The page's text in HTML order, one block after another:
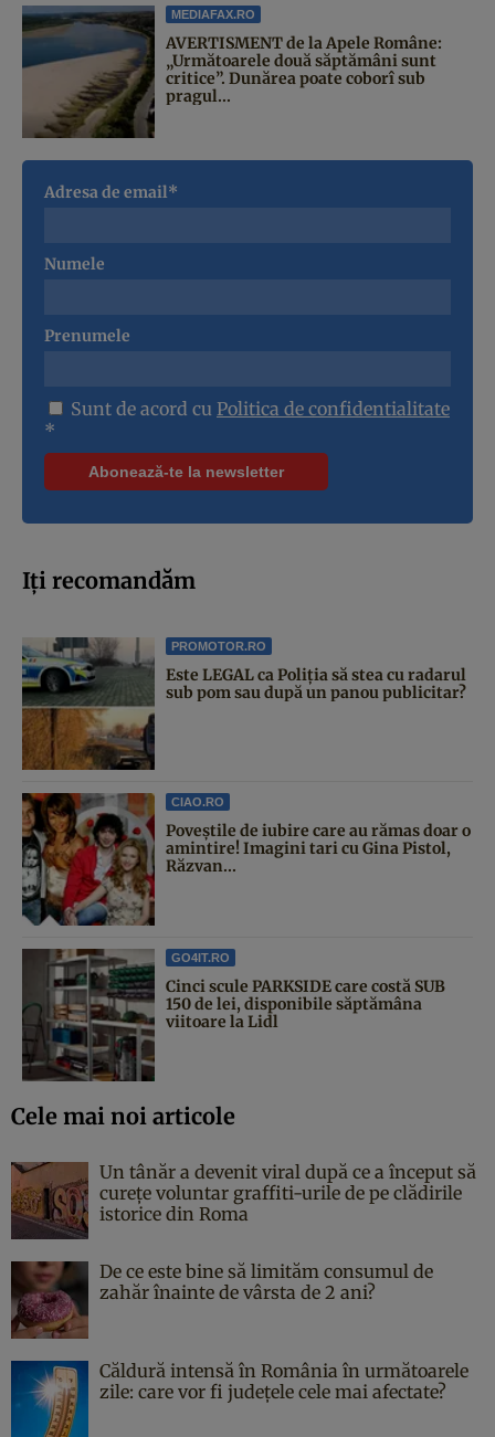
MEDIAFAX.RO
AVERTISMENT de la Apele Române:
„Următoarele două săptămâni sunt
critice”. Dunărea poate coborî sub
pragul...
Adresa de email*
Numele
Prenumele
Sunt de acord cu Politica de confidentialitate
*
Iți recomandăm
PROMOTOR.RO
Este LEGAL ca Poliția să stea cu radarul
sub pom sau după un panou publicitar?
CIAO.RO
Poveştile de iubire care au rămas doar o
amintire! Imagini tari cu Gina Pistol,
Răzvan...
GO4IT.RO
Cinci scule PARKSIDE care costă SUB
150 de lei, disponibile săptămâna
viitoare la Lidl
Cele mai noi articole
Un tânăr a devenit viral după ce a început să
curețe voluntar graffiti-urile de pe clădirile
istorice din Roma
De ce este bine să limităm consumul de
zahăr înainte de vârsta de 2 ani?
Căldură intensă în România în următoarele
zile: care vor fi județele cele mai afectate?